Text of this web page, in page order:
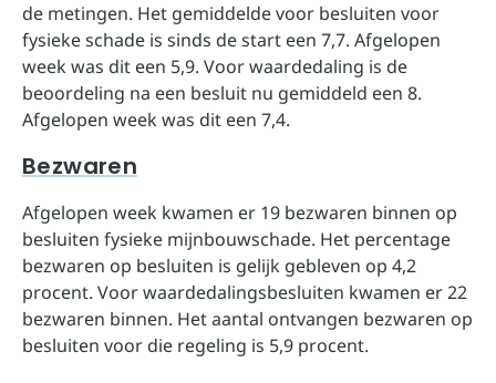
de metingen. Het gemiddelde voor besluiten voor
fysieke schade is sinds de start een 7,7. Afgelopen
week was dit een 5,9. Voor waardedaling is de
beoordeling na een besluit nu gemiddeld een 8.
Afgelopen week was dit een 7,4.
Bezwaren
Afgelopen week kwamen er 19 bezwaren binnen op
besluiten fysieke mijnbouwschade. Het percentage
bezwaren op besluiten is gelijk gebleven op 4,2
procent. Voor waardedalingsbesluiten kwamen er 22
bezwaren binnen. Het aantal ontvangen bezwaren op
besluiten voor die regeling is 5,9 procent.